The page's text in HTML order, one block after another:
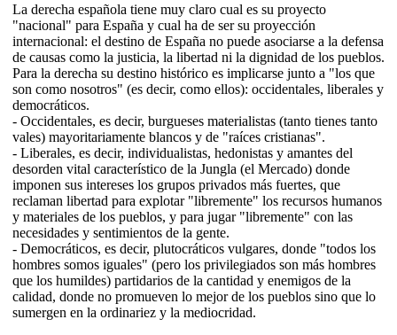
La derecha española tiene muy claro cual es su proyecto
"nacional" para España y cual ha de ser su proyección
internacional: el destino de España no puede asociarse a la defensa
de causas como la justicia, la libertad ni la dignidad de los pueblos.
Para la derecha su destino histórico es implicarse junto a "los que
son como nosotros" (es decir, como ellos): occidentales, liberales y
democráticos.
- Occidentales, es decir, burgueses materialistas (tanto tienes tanto
vales) mayoritariamente blancos y de "raíces cristianas".
- Liberales, es decir, individualistas, hedonistas y amantes del
desorden vital característico de la Jungla (el Mercado) donde
imponen sus intereses los grupos privados más fuertes, que
reclaman libertad para explotar "libremente" los recursos humanos
y materiales de los pueblos, y para jugar "libremente" con las
necesidades y sentimientos de la gente.
- Democráticos, es decir, plutocráticos vulgares, donde "todos los
hombres somos iguales" (pero los privilegiados son más hombres
que los humildes) partidarios de la cantidad y enemigos de la
calidad, donde no promueven lo mejor de los pueblos sino que lo
sumergen en la ordinariez y la mediocridad.